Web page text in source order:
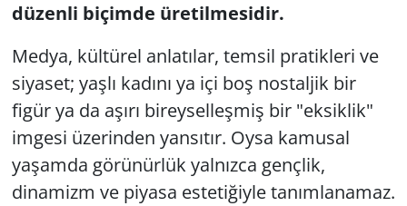
düzenli biçimde üretilmesidir.
Medya, kültürel anlatılar, temsil pratikleri ve
siyaset; yaşlı kadını ya içi boş nostaljik bir
figür ya da aşırı bireyselleşmiş bir "eksiklik"
imgesi üzerinden yansıtır. Oysa kamusal
yaşamda görünürlük yalnızca gençlik,
dinamizm ve piyasa estetiğiyle tanımlanamaz.